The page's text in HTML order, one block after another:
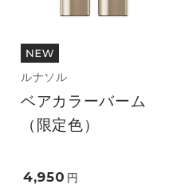
ルナソル
ベアカラーバーム
（限定色）
4,950 円